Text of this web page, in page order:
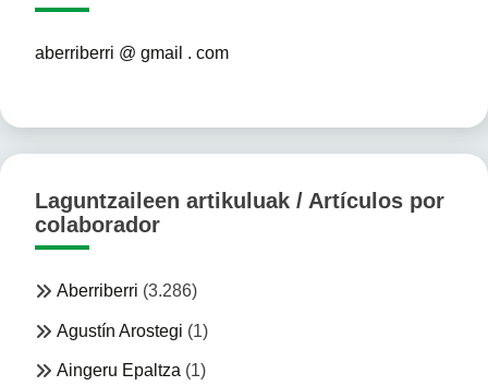
aberriberri @ gmail . com
Laguntzaileen artikuluak / Artículos por
colaborador
Aberriberri (3.286)
Agustín Arostegi (1)
Aingeru Epaltza (1)